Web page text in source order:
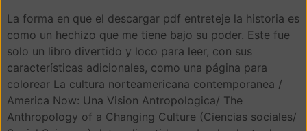
La forma en que el descargar pdf entreteje la historia es
como un hechizo que me tiene bajo su poder. Este fue
solo un libro divertido y loco para leer, con sus
características adicionales, como una página para
colorear La cultura norteamericana contemporanea /
America Now: Una Vision Antropologica/ The
Anthropology of a Changing Culture (Ciencias sociales/